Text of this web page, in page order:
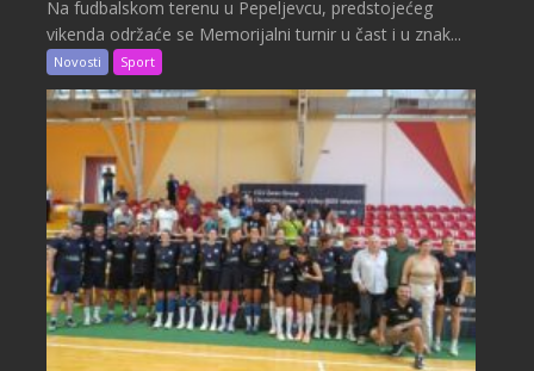
Na fudbalskom terenu u Pepeljevcu, predstojećeg
vikenda održaće se Memorijalni turnir u čast i u znak...
Novosti Sport